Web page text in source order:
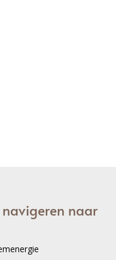
navigeren naar